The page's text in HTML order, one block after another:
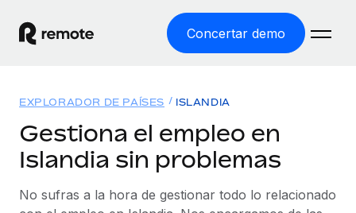
Concertar demo
EMPLEO GLOBAL
Nómina global
Gestiona las nóminas de forma sencilla y conforme a la
Soluciones
COBERTURA MUNDIAL
Recursos
EXPLORADOR DE PAÍSES ISLANDIA
Gestiona el empleo en
Islandia sin problemas
No sufras a la hora de gestionar todo lo relacionado